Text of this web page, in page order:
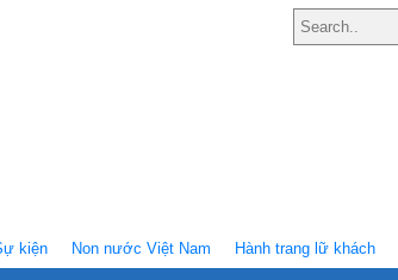
kiện Non nước Việt Nam Hành trang lữ khách